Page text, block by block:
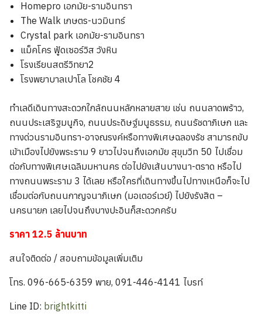
Homepro เอกมัย-รามอินทรา
The Walk เกษตร-นวมินทร์
Crystal park เอกมัย-รามอินทรา
แม็คโคร ฟู้ดเซอร์วิส วังหิน
โรงเรียนสตรีวิทยา2
โรงพยาบาลเปาโล โชคชัย 4
ทำเลดีเดินทางสะดวกใกล้ถนนหลักหลายสาย เช่น ถนนลาดพร้าว,
ถนนประเสริฐมนูกิจ, ถนนประดิษฐ์มนูธรรม, ถนนรัชดาภิเษก และ
ทางด่วนรามอินทรา-อาจณรงค์หรือทางพิเศษฉลองรัช สามารถขับ
เข้าเมืองไปยังพระราม 9 ยาวไปจนถึงเอกมัย สุขุมวิท 50 ไปเชื่อม
ต่อกับทางพิเศษเฉลิมมหานคร ต่อไปยังเส้นบางนา-ตราด หรือไป
ทางถนนพระราม 3 ได้เลย หรือใครที่เดินทางขึ้นไปทางเหนือก็จะไป
เชื่อมต่อกับถนนกาญจนาภิเษก (มอเตอร์เวย์) ไปยังรังสิต –
นครนายก เลยไปจนถึงบางปะอินก็สะดวกครับ
ราคา 12.5 ล้านบาท
สนใจติดต่อ / สอบถามข้อมูลเพิ่มเติม
โทร. 096-665-6359 พาย, 091-446-4141 ไบรท์
Line ID: brightkitti